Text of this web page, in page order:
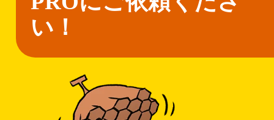
い！